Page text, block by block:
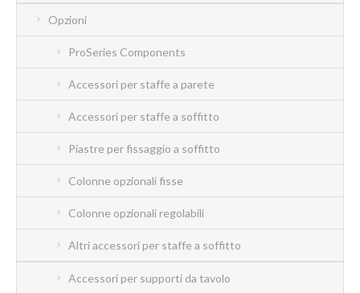
Opzioni
ProSeries Components
Accessori per staffe a parete
Accessori per staffe a soffitto
Piastre per fissaggio a soffitto
Colonne opzionali fisse
Colonne opzionali regolabili
Altri accessori per staffe a soffitto
Accessori per supporti da tavolo